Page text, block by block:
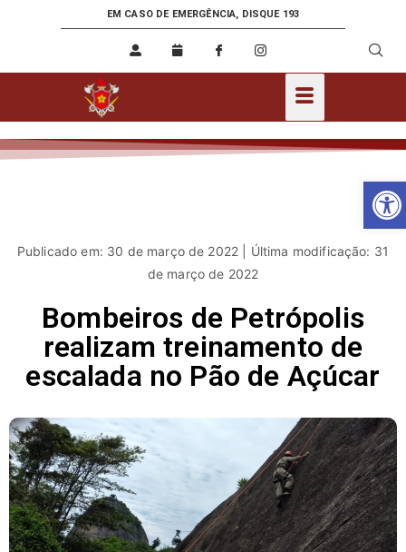
EM CASO DE EMERGÊNCIA, DISQUE 193
Publicado em: 30 de março de 2022 | Última modificação: 31
de março de 2022
Bombeiros de Petrópolis
realizam treinamento de
escalada no Pão de Açúcar